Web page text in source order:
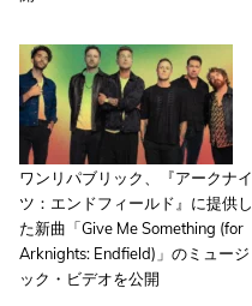
ワンリパブリック、『アークナイ
ツ：エンドフィールド』に提供し
た新曲「Give Me Something (for
Arknights: Endfield)」のミュージ
ック・ビデオを公開